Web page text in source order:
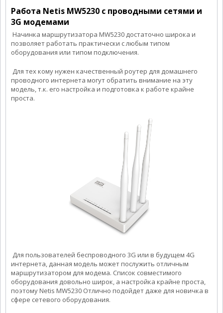
Работа Netis MW5230 с проводными сетями и
3G модемами
Начинка маршрутизатора MW5230 достаточно широка и
позволяет работать практически с любым типом
оборудования или типом подключения.
Для тех кому нужен качественный роутер для домашнего
проводного интернета могут обратить внимание на эту
модель, т.к. его настройка и подготовка к работе крайне
проста.
Для пользователей беспроводного 3G или в будущем 4G
интернета, данная модель может послужить отличным
маршрутизатором для модема. Список совместимого
оборудования довольно широк, а настройка крайне проста,
поэтому Netis MW5230 Отлично подойдет даже для новичка в
сфере сетевого оборудования.